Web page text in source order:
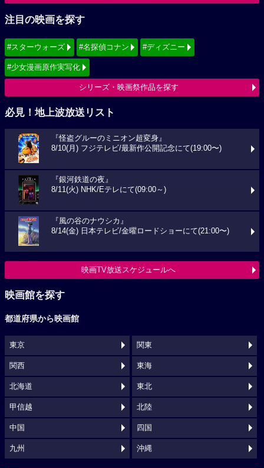
注目の映画を探す
#スターウォーズ #名探偵コナン #ディズニー
#少女漫画原作実写化
シリーズ・映画祭作品を探す
必見！地上波放送リスト
『怪盗グルーのミニオン超変身』
8/10(月) フジテレビ/最新作公開記念にて(19:00〜)
『銀河鉄道の夜』
8/11(火) NHK/Eテレにて(09:00～)
『風の谷のナウシカ』
8/14(金) 日本テレビ/金曜ロードショーにて(21:00〜)
映画TV放送スケジュールへ
映画館を探す
都道府県から映画館
東京 関東
関西 東海
北海道 東北
甲信越 北陸
中国 四国
九州 沖縄